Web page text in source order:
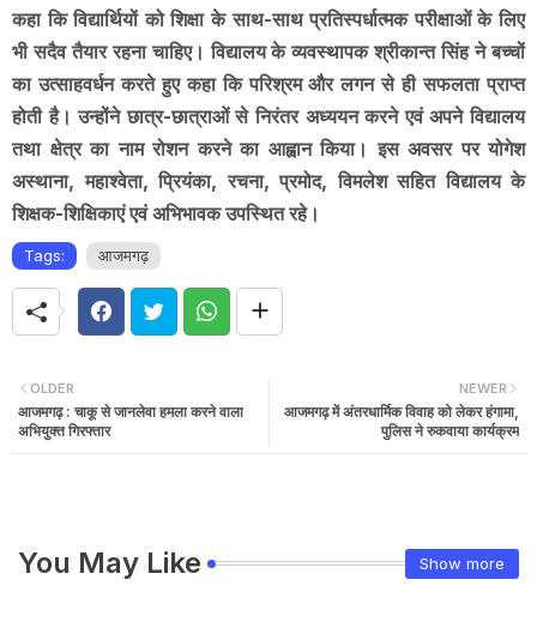
कहा कि विद्यार्थियों को शिक्षा के साथ-साथ प्रतिस्पर्धात्मक परीक्षाओं के लिए
भी सदैव तैयार रहना चाहिए।विद्यालय के व्यवस्थापक श्रीकान्त सिंह ने बच्चों
का उत्साहवर्धन करते हुए कहा कि परिश्रम और लगन से ही सफलता प्राप्त
होती है। उन्होंने छात्र-छात्राओं से निरंतर अध्ययन करने एवं अपने विद्यालय
तथा क्षेत्र का नाम रोशन करने का आह्वान किया। इस अवसर पर योगेश
अस्थाना, महाश्वेता, प्रियंका, रचना, प्रमोद, विमलेश सहित विद्यालय के
शिक्षक-शिक्षिकाएं एवं अभिभावक उपस्थित रहे।
Tags: आजमगढ़
NEWER
आजमगढ़ में अंतरधार्मिक विवाह को लेकर हंगामा,
पुलिस ने रुकवाया कार्यक्रम
OLDER
आजमगढ़ : चाकू से जानलेवा हमला करने वाला
अभियुक्त गिरफ्तार
You May Like Show more